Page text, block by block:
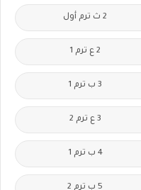
2 ث ترم أول
2 ع ترم 1
3 ب ترم 1
3 ع ترم 2
4 ب ترم 1
5 ب ترم 2